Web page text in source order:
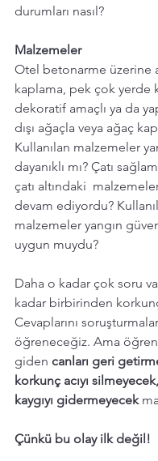
durumları nasıl?
Malzemeler
Otel betonarme üzerine
kaplama, pek çok yerde
dekoratif amaçlı ya da
dışı ağaçla veya ağaç
Kullanılan malzemeler
dayanıklı mı? Çatı
çatı altındaki
devam ediyordu?
malzemeler yangın
uygun muydu?
Daha o kadar çok soru
kadar birbirinden
Cevaplarını
öğreneceğiz. Ama
giden canları geri
korkunç acıyı
kaygıyı gidermeyecek
Çünkü bu olay ilk değil!